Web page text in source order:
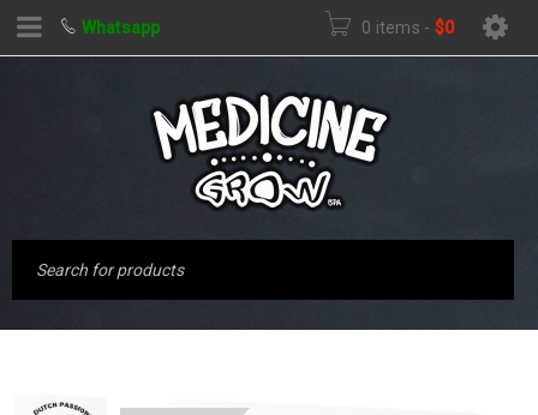
Whatsapp 0 items - $0